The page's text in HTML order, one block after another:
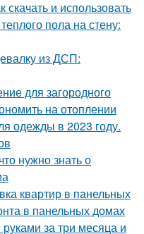
скачать и использовать
пола на стену:
из ДСП:
для загородного
на отоплении
одежды в 2023 году.
нужно знать о
квартир в панельных
в панельных домах
за три месяца и